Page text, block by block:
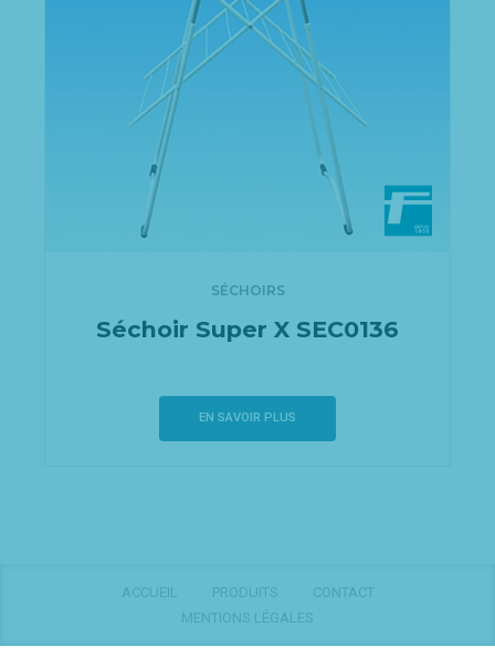
SÉCHOIRS
Séchoir Super X SEC0136
EN SAVOIR PLUS
ACCUEIL PRODUITS
CONTACT
MENTIONS LÉGALES